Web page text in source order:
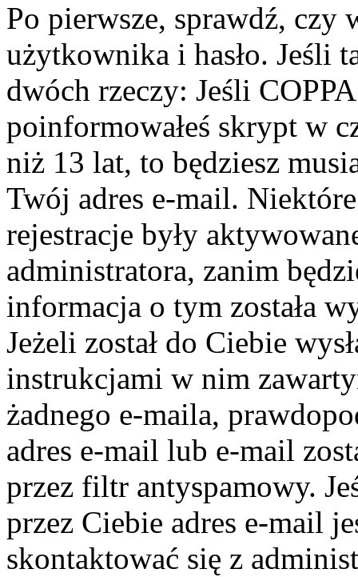
Po pierwsze, sprawdź, czy
użytkownika i hasło. Jeśli
dwóch rzeczy: Jeśli
poinformowałeś skrypt w
niż 13 lat, to będziesz
Twój adres e-mail.
rejestracje były
administratora, zanim
informacja o tym została
Jeżeli został do Ciebie
instrukcjami w nim
żadnego e-maila,
adres e-mail lub e-mail
przez filtr antyspamowy.
przez Ciebie adres e-mail
skontaktować się z